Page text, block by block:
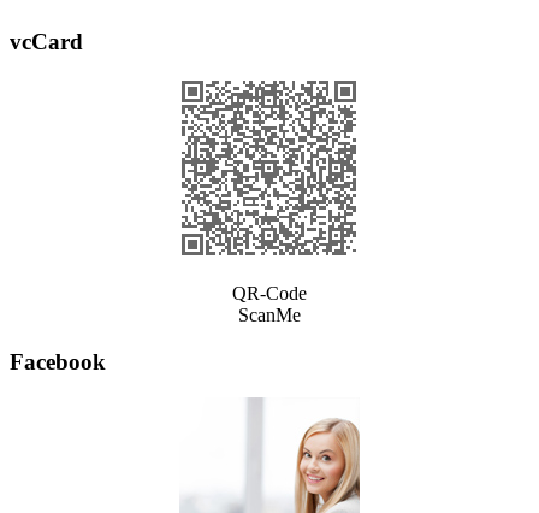
vcCard
QR-Code
ScanMe
Facebook